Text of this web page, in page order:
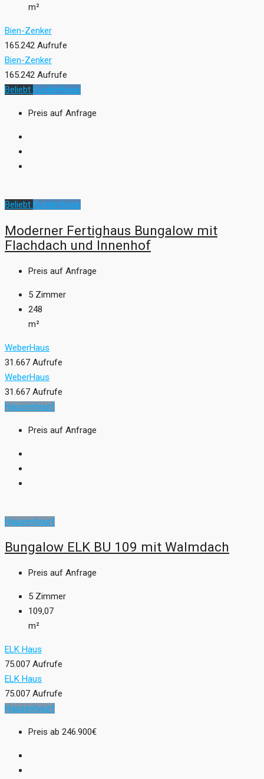
m²
Bien-Zenker
165.242 Aufrufe
Bien-Zenker
165.242 Aufrufe
Beliebt Kundenhaus
Preis auf Anfrage
Beliebt Kundenhaus
Moderner Fertighaus Bungalow mit
Flachdach und Innenhof
Preis auf Anfrage
5 Zimmer
248
m²
WeberHaus
31.667 Aufrufe
WeberHaus
31.667 Aufrufe
Hausentwurf
Preis auf Anfrage
Hausentwurf
Bungalow ELK BU 109 mit Walmdach
Preis auf Anfrage
5 Zimmer
109,07
m²
ELK Haus
75.007 Aufrufe
ELK Haus
75.007 Aufrufe
Hausentwurf
Preis ab 246.900€